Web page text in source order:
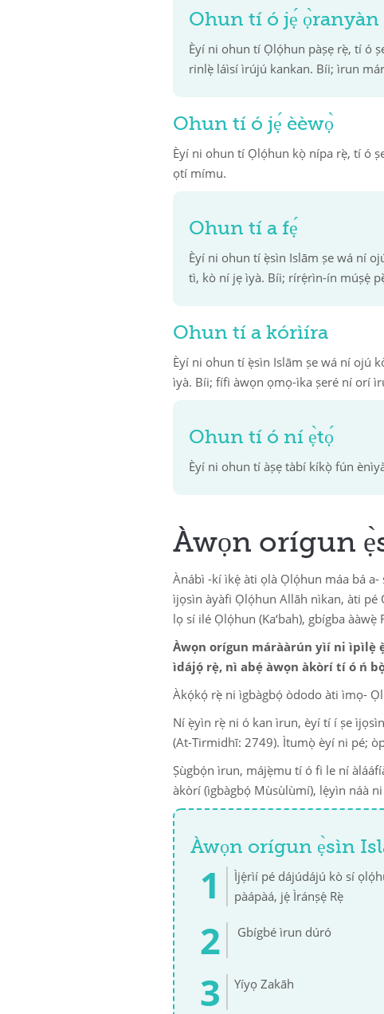
Ohun tí ó jẹ́ ọ̀ranyàn
Èyí ni ohun tí Ọlọ́hun pàṣẹ rẹ̀, tí ó
rinlẹ̀ láìsí ìrújú kankan. Bíi; ìrun
Ohun tí ó jẹ́ èèwọ̀
Èyí ni ohun tí Ọlọ́hun kọ̀ nípa rẹ̀, tí ó
ọtí mímu.
Ohun tí a fẹ́
Èyí ni ohun tí ẹ̀sìn Islām ṣe wá ní
tì, kò ní jẹ ìyà. Bíi; rírẹ́rìn-ín múṣẹ́
Ohun tí a kórìíra
Èyí ni ohun tí ẹ̀sìn Islām ṣe wá ní ojú
ìyà. Bíi; fífi àwọn ọmọ-ìka ṣeré ní orí
Ohun tí ó ní ẹ̀tọ́
Èyí ni ohun tí àṣẹ tàbí kíkọ̀ fún
Àwọn orígun
Ànábì -kí ìkẹ́ àti ọlà Ọlọ́hun máa bá
ìjọsìn àyàfi Ọlọ́hun Allāh nìkan, àti pé
lọ sí ilé Ọlọ́hun (Ka‘bah), gbígba
Àwọn orígun márààrún yìí ni ìpìlẹ̀
ìdájọ́ rẹ̀, nì abẹ́ àwọn àkòrí tí ó ń
Àkọ́kọ́ rẹ̀ ni ìgbàgbọ́ òdodo àti ìmọ-
Ní ẹ̀yìn rẹ̀ ni ó kan ìrun, èyí tí í ṣe
(At-Tirmidhī: 2749). Ìtumọ̀ èyí ni pé;
Ṣùgbọ́n ìrun, májẹ̀mu tí ó fi le ní
àkòrí (ìgbàgbọ́ Mùsùlùmí), lẹ́yìn náà
Àwọn orígun ẹ̀sìn
Ìjẹ́rìí pé dájúdájú kò sí
pàápàá, jẹ́ Ìránṣẹ́ Rẹ̀
Gbígbé ìrun dúró
Yíyọ Zakāh